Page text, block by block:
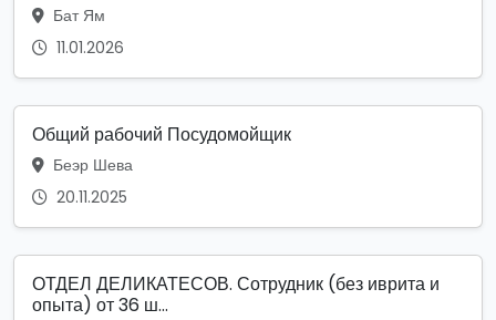
Бат Ям
11.01.2026
Общий рабочий Посудомойщик
Беэр Шева
20.11.2025
ОТДЕЛ ДЕЛИКАТЕСОВ. Сотрудник (без иврита и
опыта) от 36 ш...